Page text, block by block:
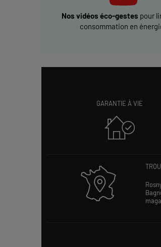
Nos vidéos éco-gestes pour
consommation en
GARANTIE À VIE